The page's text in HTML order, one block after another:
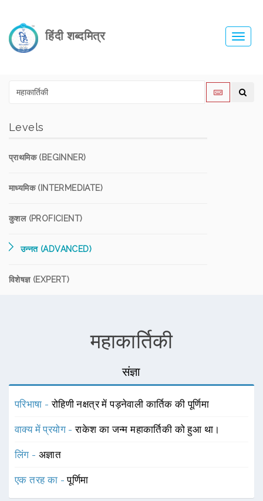
हिंदी शब्दमित्र
Levels
प्राथमिक (BEGINNER)
माध्यमिक (INTERMEDIATE)
कुशल (PROFICIENT)
उन्नत (ADVANCED)
विशेषज्ञ (EXPERT)
महाकार्तिकी
संज्ञा
परिभाषा -रोहिणी नक्षत्र में पड़नेवाली कार्तिक की पूर्णिमा
वाक्य में प्रयोग -राकेश का जन्म महाकार्तिकी को हुआ था।
लिंग - अज्ञात
एक तरह का -पूर्णिमा